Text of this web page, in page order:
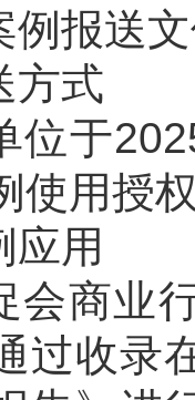
例报送
方式
位于
使用授
应用
会商业
过收录